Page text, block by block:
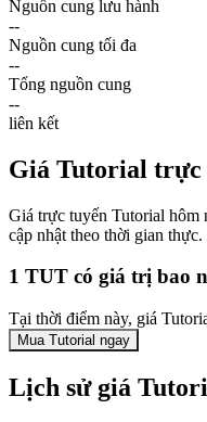
Nguồn cung lưu hành
--
Nguồn cung tối đa
--
Tổng nguồn cung
--
liên kết
Giá Tutorial trực
Giá trực tuyến Tutorial
cập nhật theo thời gian thực.
1 TUT có giá trị bao
Tại thời điểm này, giá
Mua Tutorial ngay
Lịch sử giá